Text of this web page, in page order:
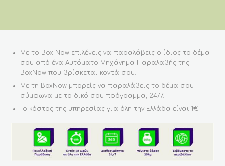
Με το Box Now επιλέγεις να παραλάβεις ο ίδιος το δέμα
σου από ένα Αυτόματο Μηχάνημα Παραλαβής της
BoxNow που βρίσκεται κοντά σου.
Με τη BoxNow μπορείς να παραλάβεις το δέμα σου
σύμφωνα με το δικό σου πρόγραμμα, 24/7.
Το κόστος της υπηρεσίας για όλη την Ελλάδα είναι 1€